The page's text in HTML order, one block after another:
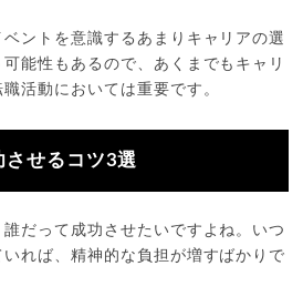
ントを意識するあまりキャリアの選
能性もあるので、あくまでもキャリ
活動においては重要です。
させるコツ3選
だって成功させたいですよね。いつ
れば、精神的な負担が増すばかりで